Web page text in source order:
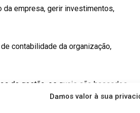
Damos valor à sua
da empresa, gerir investimentos,
contabilidade da organização,
de gestão, os quais são baseados
e presidentes da empresa,